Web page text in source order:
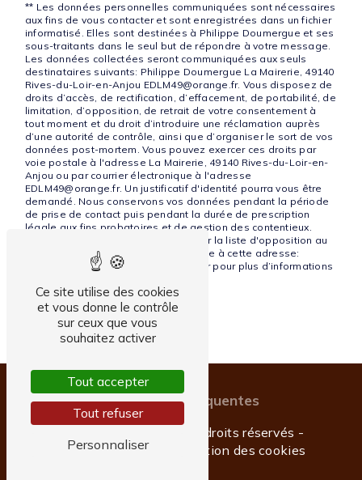
** Les données personnelles communiquées sont nécessaires
aux fins de vous contacter et sont enregistrées dans un fichier
informatisé. Elles sont destinées à Philippe Doumergue et ses
sous-traitants dans le seul but de répondre à votre message.
Les données collectées seront communiquées aux seuls
destinataires suivants: Philippe Doumergue La Mairerie, 49140
Rives-du-Loir-en-Anjou EDLM49@orange.fr. Vous disposez de
droits d’accès, de rectification, d’effacement, de portabilité, de
limitation, d’opposition, de retrait de votre consentement à
tout moment et du droit d’introduire une réclamation auprès
d’une autorité de contrôle, ainsi que d’organiser le sort de vos
données post-mortem. Vous pouvez exercer ces droits par
voie postale à l'adresse La Mairerie, 49140 Rives-du-Loir-en-
Anjou ou par courrier électronique à l'adresse
EDLM49@orange.fr. Un justificatif d'identité pourra vous être
demandé. Nous conservons vos données pendant la période
de prise de contact puis pendant la durée de prescription
légale aux fins probatoires et de gestion des contentieux.
Vous avez le droit de vous inscrire sur la liste d'opposition au
démarchage téléphonique, disponible à cette adresse:
Bloctel.gouv.fr. Consultez le site cnil.fr pour plus d’informations
Recherches fréquentes
- 2026 - Tous droits réservés -
Mentions légales
Gestion des cookies
Ce site utilise des cookies
et vous donne le contrôle
sur ceux que vous
souhaitez activer
Tout accepter
Tout refuser
Personnaliser